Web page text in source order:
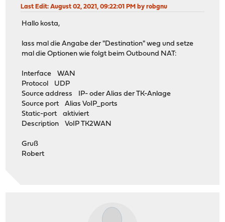
Last Edit: August 02, 2021, 09:22:01 PM by robgnu
Hallo kosta,
lass mal die Angabe der "Destination" weg und setze
mal die Optionen wie folgt beim Outbound NAT:
Interface WAN
Protocol UDP
Source address IP- oder Alias der TK-Anlage
Source port Alias VoIP_ports
Static-port aktiviert
Description VoIP TK2WAN
Gruß
Robert